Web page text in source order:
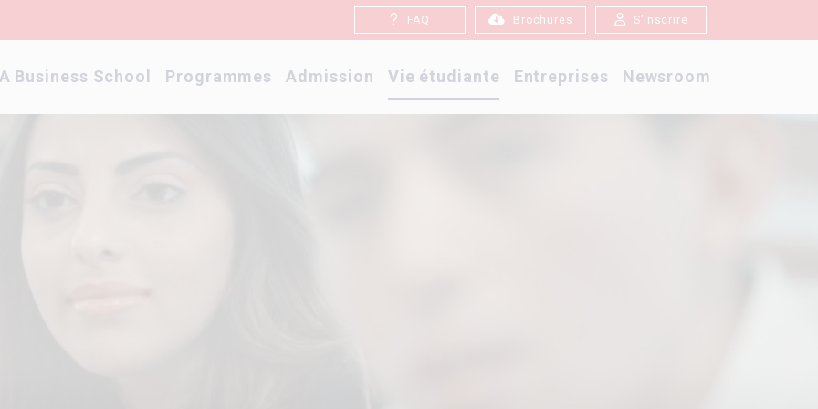
FAQ Brochures S’inscrire
Business School Programmes Admission Vie étudiante Entreprises Newsroom